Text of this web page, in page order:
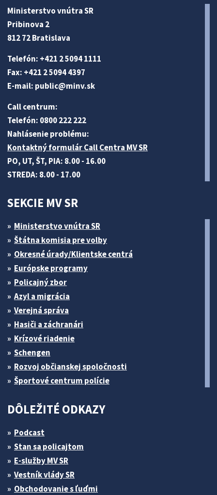
Ministerstvo vnútra SR
Pribinova 2
812 72 Bratislava
Telefón: +421 2 5094 1111
Fax: +421 2 5094 4397
E-mail: public@minv.sk
Call centrum:
Telefón: 0800 222 222
Nahlásenie problému:
Kontaktný formulár Call Centra MV SR
PO, UT, ŠT, PIA: 8.00 - 16.00
STREDA: 8.00 - 17.00
SEKCIE MV SR
Ministerstvo vnútra SR
Štátna komisia pre volby
Okresné úrady/Klientske centrá
Európske programy
Policajný zbor
Azyl a migrácia
Verejná správa
Hasiči a záchranári
Krízové riadenie
Schengen
Rozvoj občianskej spoločnosti
Športové centrum polície
DÔLEŽITÉ ODKAZY
Podcast
Stan sa policajtom
E-služby MV SR
Vestník vlády SR
Obchodovanie s ľuďmi